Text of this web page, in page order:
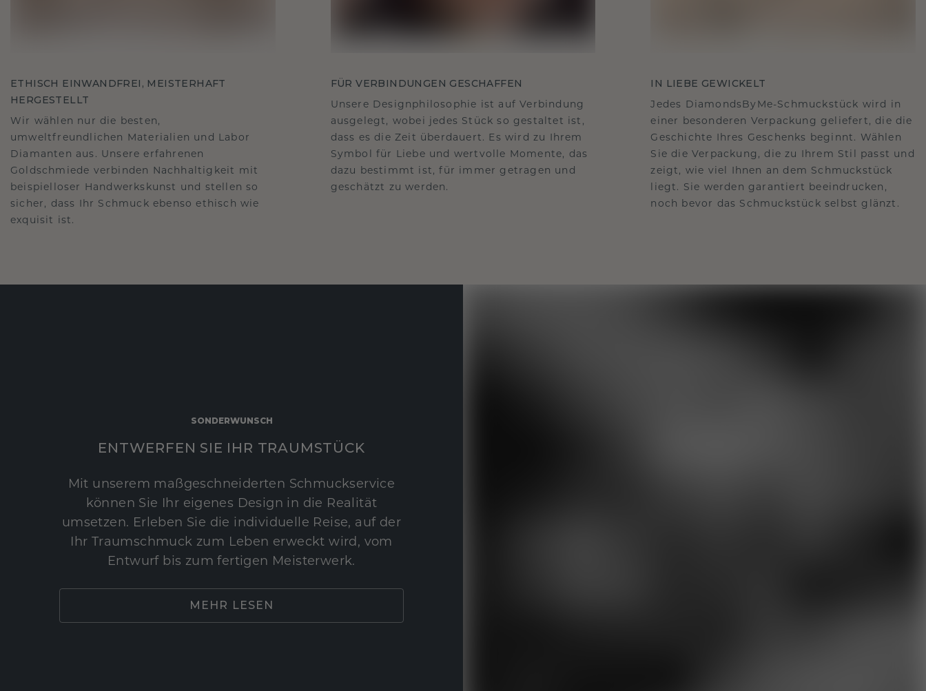
ETHISCH EINWANDFREI, MEISTERHAFT
HERGESTELLT
Wir wählen nur die besten,
umweltfreundlichen Materialien und Labor
Diamanten aus. Unsere erfahrenen
Goldschmiede verbinden Nachhaltigkeit mit
beispielloser Handwerkskunst und stellen so
sicher, dass Ihr Schmuck ebenso ethisch wie
exquisit ist.
FÜR VERBINDUNGEN GESCHAFFEN
Unsere Designphilosophie ist auf Verbindung
ausgelegt, wobei jedes Stück so gestaltet ist,
dass es die Zeit überdauert. Es wird zu Ihrem
Symbol für Liebe und wertvolle Momente, das
dazu bestimmt ist, für immer getragen und
geschätzt zu werden.
IN LIEBE GEWICKELT
Jedes DiamondsByMe-Schmuckstück wird in
einer besonderen Verpackung geliefert, die die
Geschichte Ihres Geschenks beginnt. Wählen
Sie die Verpackung, die zu Ihrem Stil passt und
zeigt, wie viel Ihnen an dem Schmuckstück
liegt. Sie werden garantiert beeindrucken,
noch bevor das Schmuckstück selbst glänzt.
SONDERWUNSCH
ENTWERFEN SIE IHR TRAUMSTÜCK
Mit unserem maßgeschneiderten Schmuckservice
können Sie Ihr eigenes Design in die Realität
umsetzen. Erleben Sie die individuelle Reise, auf der
Ihr Traumschmuck zum Leben erweckt wird, vom
Entwurf bis zum fertigen Meisterwerk.
MEHR LESEN